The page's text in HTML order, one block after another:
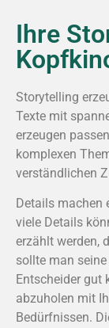
Ihre
Storytelling
Texte mit
erzeugen
komplexen
verständlichen
Details machen
viele Details
erzählt werden,
sollte man
Entscheider gut
abzuholen mit
Bedürfnissen.